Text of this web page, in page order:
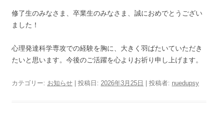
修了生のみなさま、卒業生のみなさま、誠におめでとうござい
ました！
心理発達科学専攻での経験を胸に、大きく羽ばたいていただき
たいと思います。今後のご活躍を心よりお祈り申し上げます。
カテゴリー: お知らせ | 投稿日: 2026年3月25日 投稿者: nuedupsy